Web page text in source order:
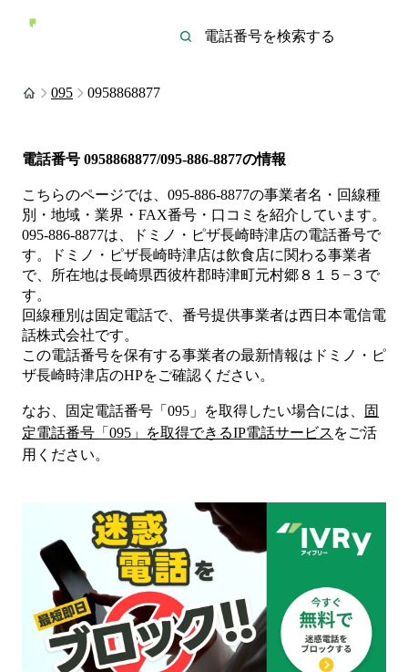
095 0958868877
電話番号 0958868877/095-886-8877の情報
こちらのページでは、 095-886-8877の事業者名・回線種
別・地域・業界・FAX番号・口コミを紹介しています。
095-886-8877は、 ドミノ・ピザ長崎時津店の電話番号で
す。
ドミノ・ピザ長崎時津店は飲食店に関わる事業者
で、所在地は長崎県西彼杵郡時津町元村郷８１５−３ で
す。
回線種別は固定電話で、番号提供事業者は西日本電信電
話株式会社です。
この電話番号を保有する事業者の最新情報は ドミノ・ピ
ザ長崎時津店のHPをご確認ください。
なお、固定電話番号「 095 」を取得したい場合には、
固
定電話番号「 095 」を取得できるIP電話サービス をご活
用ください。